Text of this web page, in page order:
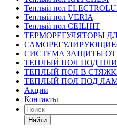
Теплый пол
Теплый пол VERIA
Теплый пол CEILHIT
ТЕРМОРЕГУЛЯТОРЫ
СИСТЕМА ЗАЩИТЫ ОТ
ТЕПЛЫЙ ПОЛ ПОД
ТЕПЛЫЙ ПОЛ В
ТЕПЛЫЙ ПОЛ ПОД
Акции
Контакты
Найти